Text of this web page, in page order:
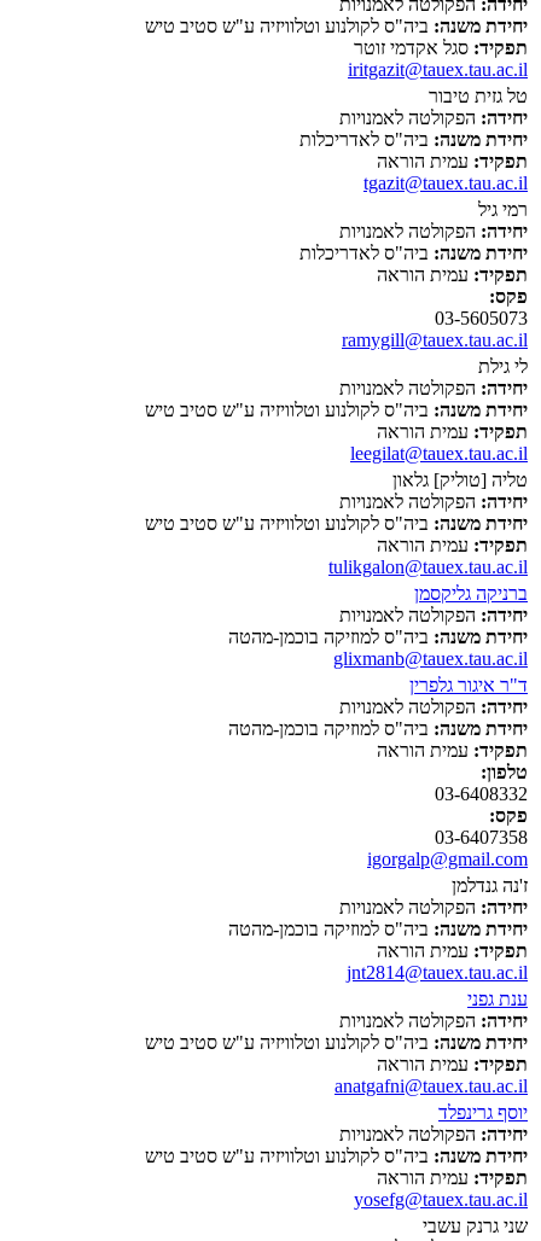
יחידה: הפקולטה לאמנויות
יחידת משנה: ביה"ס לקולנוע וטלוויזיה ע"ש סטיב טיש
תפקיד: סגל אקדמי זוטר
iritgazit@tauex.tau.ac.il
טל גזית טיבור
יחידה: הפקולטה לאמנויות
יחידת משנה: ביה"ס לאדריכלות
תפקיד: עמית הוראה
tgazit@tauex.tau.ac.il
רמי גיל
יחידה: הפקולטה לאמנויות
יחידת משנה: ביה"ס לאדריכלות
תפקיד: עמית הוראה
פקס:
03-5605073
ramygill@tauex.tau.ac.il
לי גילת
יחידה: הפקולטה לאמנויות
יחידת משנה: ביה"ס לקולנוע וטלוויזיה ע"ש סטיב טיש
תפקיד: עמית הוראה
leegilat@tauex.tau.ac.il
טליה [טוליק] גלאון
יחידה: הפקולטה לאמנויות
יחידת משנה: ביה"ס לקולנוע וטלוויזיה ע"ש סטיב טיש
תפקיד: עמית הוראה
tulikgalon@tauex.tau.ac.il
ברניקה גליקסמן
יחידה: הפקולטה לאמנויות
יחידת משנה: ביה"ס למוזיקה בוכמן-מהטה
glixmanb@tauex.tau.ac.il
ד"ר איגור גלפרין
יחידה: הפקולטה לאמנויות
יחידת משנה: ביה"ס למוזיקה בוכמן-מהטה
תפקיד: עמית הוראה
טלפון:
03-6408332
פקס:
03-6407358
igorgalp@gmail.com
ז'נה גנדלמן
יחידה: הפקולטה לאמנויות
יחידת משנה: ביה"ס למוזיקה בוכמן-מהטה
תפקיד: עמית הוראה
jnt2814@tauex.tau.ac.il
ענת גפני
יחידה: הפקולטה לאמנויות
יחידת משנה: ביה"ס לקולנוע וטלוויזיה ע"ש סטיב טיש
תפקיד: עמית הוראה
anatgafni@tauex.tau.ac.il
יוסף גרינפלד
יחידה: הפקולטה לאמנויות
יחידת משנה: ביה"ס לקולנוע וטלוויזיה ע"ש סטיב טיש
תפקיד: עמית הוראה
yosefg@tauex.tau.ac.il
שני גרנק עשבי